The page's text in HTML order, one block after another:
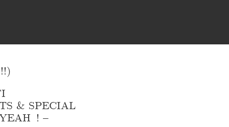
& SPECIAL
! –